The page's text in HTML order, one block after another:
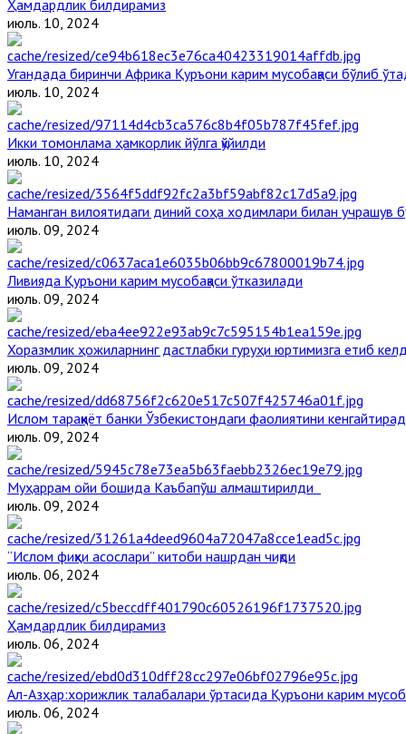
Ҳамдардлик билдирамиз
июль. 10, 2024
Угандада биринчи Aфрика Қуръони карим мусобақаси бўлиб
июль. 10, 2024
Икки томонлама ҳамкорлик йўлга қўйилди
июль. 10, 2024
Наманган вилоятидаги диний соҳа ходимлари билан учрашув
июль. 09, 2024
Ливияда Қуръони карим мусобақаси ўтказилади
июль. 09, 2024
Хоразмлик ҳожиларнинг дастлабки гуруҳи юртимизга етиб
июль. 09, 2024
Ислом тараққиёт банки Ўзбекистондаги фаолиятини
июль. 09, 2024
Муҳаррам ойи бошида Каъбапўш алмаштирилди
июль. 09, 2024
“Ислом фиқҳи асослари” китоби нашрдан чиқди
июль. 06, 2024
Ҳамдардлик билдирамиз
июль. 06, 2024
Aл-Aзҳар:хорижлик талабалари ўртасида Қуръони карим
июль. 06, 2024